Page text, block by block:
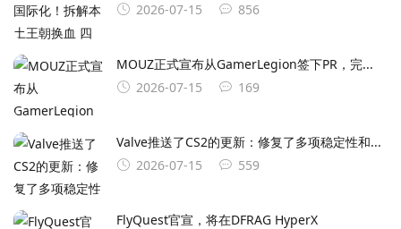
2026-07-15
856
MOUZ正式宣布从GamerLegion签下⁠PR⁠，完...
2026-07-15
169
Valve推送了CS2的更新：修复了多项稳定性和...
2026-07-15
559
FlyQuest官宣，将在DFRAG HyperX